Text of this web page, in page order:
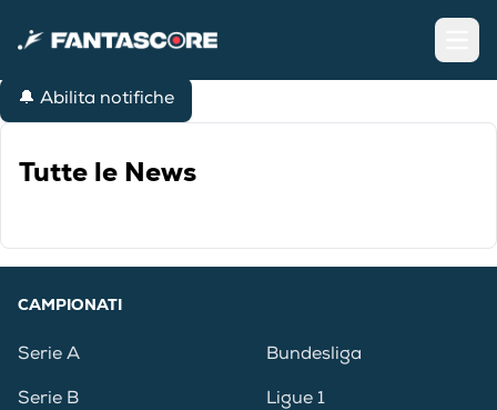
🔔 Abilita notifiche
Tutte le News
CAMPIONATI
Serie A
Serie B
Bundesliga
Ligue 1